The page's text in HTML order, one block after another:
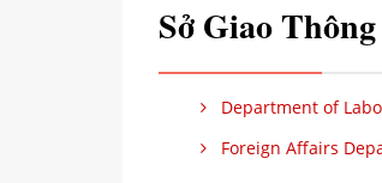
Sở Giao
Department of
Foreign Affairs